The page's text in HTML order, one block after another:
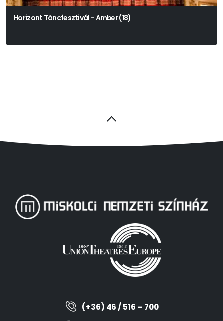
Horizont Táncfesztivál - Amber (18)
(+36) 46 / 516 – 700